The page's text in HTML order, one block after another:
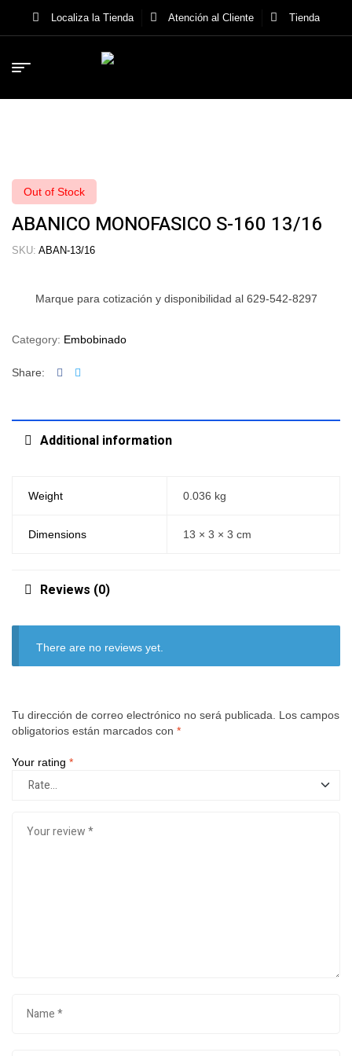
Localiza la Tienda Atención al Cliente Tienda
Out of Stock
ABANICO MONOFASICO S-160 13/16
SKU: ABAN-13/16
Marque para cotización y disponibilidad al 629-542-8297
Category: Embobinado
Share: Facebook
Additional information
Weight 0.036 kg
Dimensions 13 × 3 × 3 cm
Reviews (0)
There are no reviews yet.
Tu dirección de correo electrónico no será publicada.
Los campos
obligatorios están marcados con *
Your rating *